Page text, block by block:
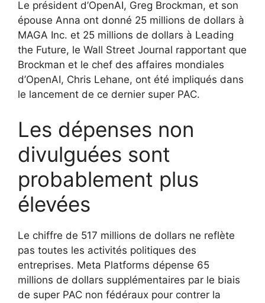
Le président d’OpenAI, Greg Brockman, et son
épouse Anna ont donné 25 millions de dollars à
MAGA Inc. et 25 millions de dollars à Leading
the Future, le Wall Street Journal rapportant que
Brockman et le chef des affaires mondiales
d’OpenAI, Chris Lehane, ont été impliqués dans
le lancement de ce dernier super PAC.
Les dépenses non
divulguées sont
probablement plus
élevées
Le chiffre de 517 millions de dollars ne reflète
pas toutes les activités politiques des
entreprises. Meta Platforms dépense 65
millions de dollars supplémentaires par le biais
de super PAC non fédéraux pour contrer la